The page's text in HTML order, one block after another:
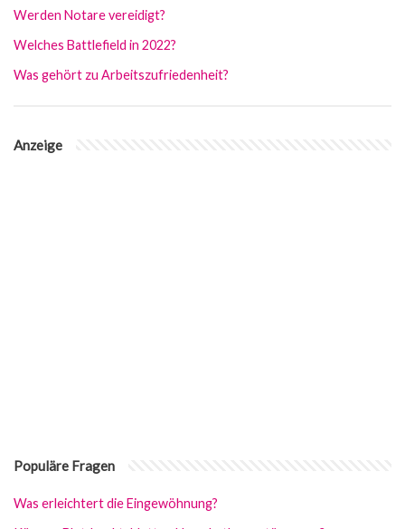
Werden Notare vereidigt?
Welches Battlefield in 2022?
Was gehört zu Arbeitszufriedenheit?
Anzeige
Populäre Fragen
Was erleichtert die Eingewöhnung?